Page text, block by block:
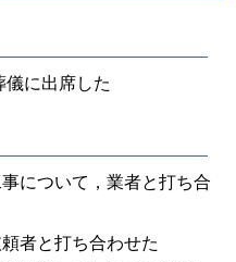
儀に出席した
について，業者と打ち合
者と打ち合わせた